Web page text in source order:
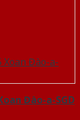
Đào-a-SGD